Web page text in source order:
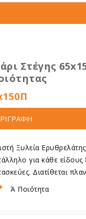
Στέγης
Ξυλεία
για κάθε είδους
Διατίθεται
Ά Ποιότητα